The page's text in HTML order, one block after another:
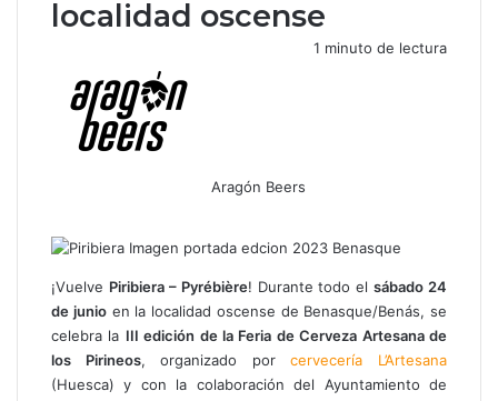
localidad oscense
Aragón Beers
1 minuto de lectura
a
c
e
b
a
t
A
l
g
r
m
a
r
¡Vuelve Piribiera – Pyrébière! Durante todo elsábado 24
de junioen la localidad oscense de Benasque/Benás, se
celebra la III edición de la Feria de Cerveza Artesana de
los Pirineos, organizado porcervecería L’Artesana
(Huesca) y con la colaboración del Ayuntamiento de